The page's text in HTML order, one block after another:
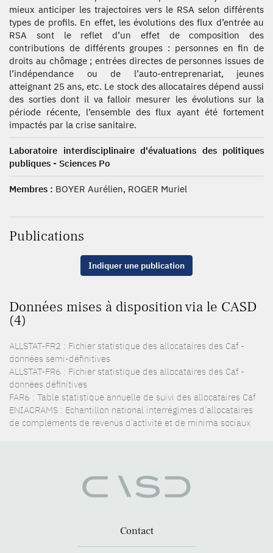
mieux anticiper les trajectoires vers le RSA selon différents
types de profils. En effet, les évolutions des flux d’entrée au
RSA sont le reflet d’un effet de composition des
contributions de différents groupes : personnes en fin de
droits au chômage ; entrées directes de personnes issues de
l’indépendance ou de l’auto-entreprenariat, jeunes
atteignant 25 ans, etc. Le stock des allocataires dépend aussi
des sorties dont il va falloir mesurer les évolutions sur la
période récente, l’ensemble des flux ayant été fortement
impactés par la crise sanitaire.
Laboratoire interdisciplinaire d'évaluations des politiques
publiques - Sciences Po
Membres : BOYER Aurélien, ROGER Muriel
Publications
Indiquer une publication
Données mises à disposition via le CASD
(4)
ALLSTAT-FR2 : Fichier statistique des allocataires des Caf -
données semi-définitives
ALLSTAT-FR6 : Fichier statistique des allocataires des Caf -
données définitives
FAR6 : Table statistique annuelle de suivi des allocataires Caf
ENIACRAMS : Echantillon national interrégimes d’allocataires
de compléments de revenus d’activité et de minima sociaux
Contact